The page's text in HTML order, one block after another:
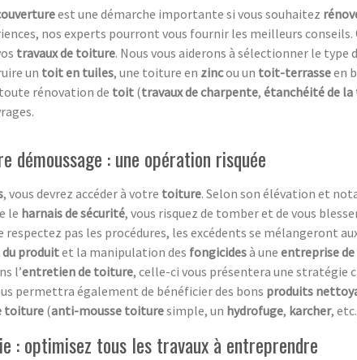
est une démarche importante si vous souhaitez
nos experts pourront vous fournir les meilleurs conseils.
travaux de toiture. Nous vous aiderons à sélectionner le type
un toit en tuiles, une toiture en zincou un toit-terrasseen
rénovation de toit (travaux de charpente, étanchéité de
démoussage : une opération risquée
, vous devrez accéder à votre toiture. Selon son élévation et
le harnais de sécurité, vous risquez de tomber et de vous
respectez pas les procédures, les excédents se mélangeront
produitet la manipulation des fongicidesà une entreprise
l’entretien de toiture, celle-ci vous présentera une stratégie
permettra également de bénéficier des bons produits
toiture (anti-mousse toituresimple, un hydrofuge, karcher,
: optimisez tous les travaux à entreprendre